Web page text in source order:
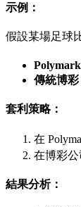
示例：
假設某場足球
傳統博彩
套利策略：
在
在博彩
結果分析：